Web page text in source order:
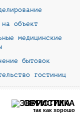
на объект
медицинские
бытовок
гостиниц
ЭВРИСТИКА
так как хорошо